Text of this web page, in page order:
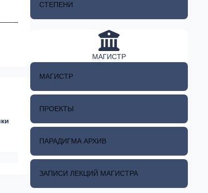
СТЕПЕНИ
МАГИСТР
МАГИСТР
ПРОЕКТЫ
ПАРАДИГМА АРХИВ
ЗАПИСИ ЛЕКЦИЙ МАГИСТРА